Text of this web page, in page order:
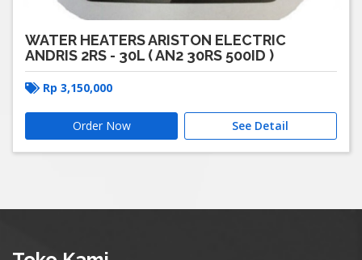
WATER HEATERS ARISTON ELECTRIC
ANDRIS 2RS - 30L ( AN2 30RS 500ID )
Rp 3,150,000
Order Now See Detail